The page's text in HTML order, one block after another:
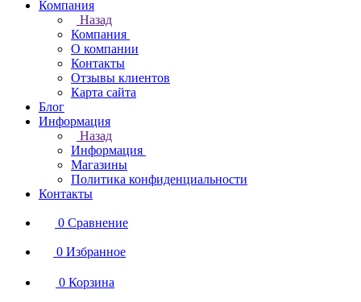
Компания
Назад
Компания
О компании
Контакты
Отзывы клиентов
Карта сайта
Блог
Информация
Назад
Информация
Магазины
Политика конфиденциальности
Контакты
0 Сравнение
0 Избранное
0 Корзина